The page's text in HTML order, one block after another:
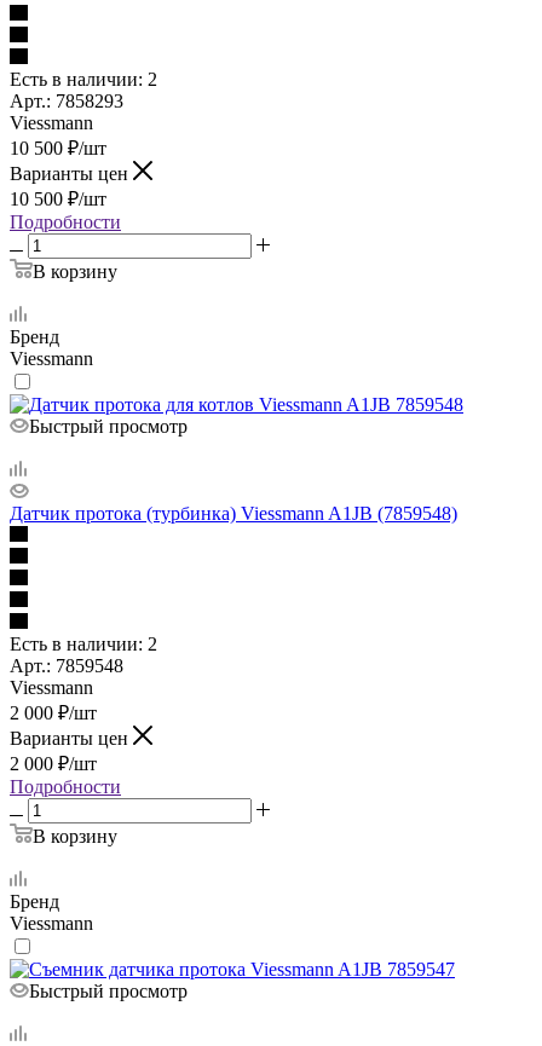
Есть в наличии: 2
Арт.: 7858293
Viessmann
10 500 ₽/шт
Варианты цен
10 500 ₽/шт
Подробности
В корзину
Бренд
Viessmann
Быстрый просмотр
Датчик протока (турбинка) Viessmann A1JB (7859548)
Есть в наличии: 2
Арт.: 7859548
Viessmann
2 000 ₽/шт
Варианты цен
2 000 ₽/шт
Подробности
В корзину
Бренд
Viessmann
Быстрый просмотр